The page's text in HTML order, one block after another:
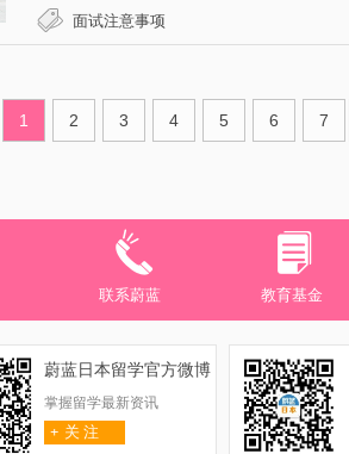
面试注意事项
1 2 3 4 5 6 7
联系蔚蓝 教育基金
蔚蓝日本留学官方微博
掌握留学最新资讯
+ 关 注